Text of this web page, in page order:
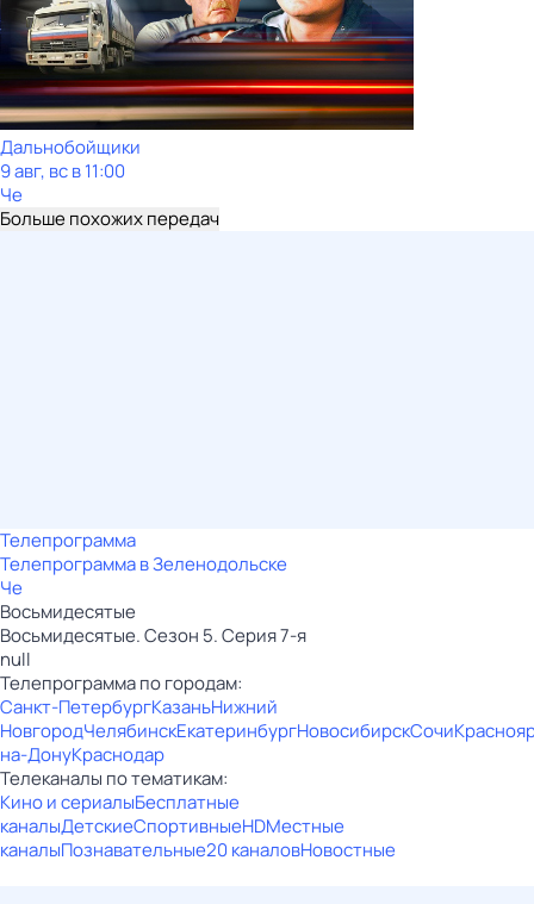
Дальнобойщики
9 авг, вс в 11:00
Че
Больше похожих передач
Телепрограмма
Телепрограмма в Зеленодольске
Че
Восьмидесятые
Восьмидесятые. Сезон 5. Серия 7-я
null
Телепрограмма по городам:
Санкт-ПетербургКазаньНижний
НовгородЧелябинскЕкатеринбургНовосибирскСочи
на-ДонуКраснодар
Телеканалы по тематикам:
Кино и сериалыБесплатные
каналыДетскиеСпортивныеHDМестные
каналыПознавательные20 каналовНовостные